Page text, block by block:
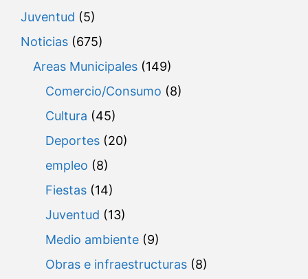
Juventud (5)
Noticias (675)
Areas Municipales (149)
Comercio/Consumo (8)
Cultura (45)
Deportes (20)
empleo (8)
Fiestas (14)
Juventud (13)
Medio ambiente (9)
Obras e infraestructuras (8)